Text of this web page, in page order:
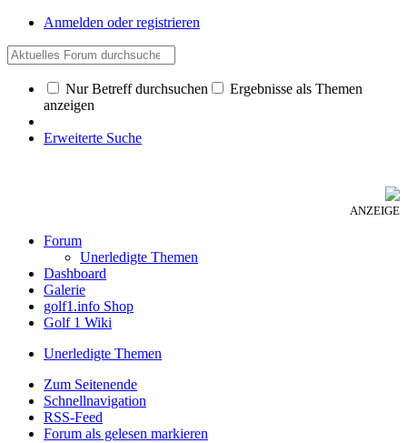
Anmelden oder registrieren
Nur Betreff durchsuchen
Ergebnisse als Themen
anzeigen
Erweiterte Suche
ANZEIGE
Forum
Unerledigte Themen
Dashboard
Galerie
golf1.info Shop
Golf 1 Wiki
Unerledigte Themen
Zum Seitenende
Schnellnavigation
RSS-Feed
Forum als gelesen markieren